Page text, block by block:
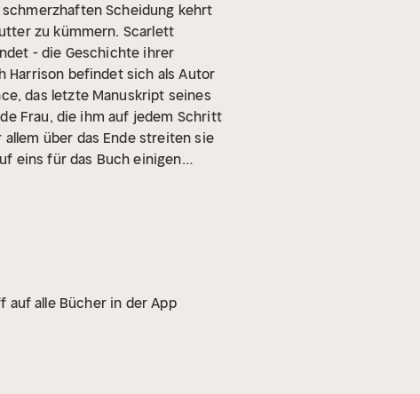
Scheidung kehrt
zu kümmern. Scarlett
- die Geschichte ihrer
Harrison befindet sich als Autor
das letzte Manuskript seines
Frau, die ihm auf jedem Schritt
über das Ende streiten sie
eins für das Buch einigen
auf alle Bücher in der App